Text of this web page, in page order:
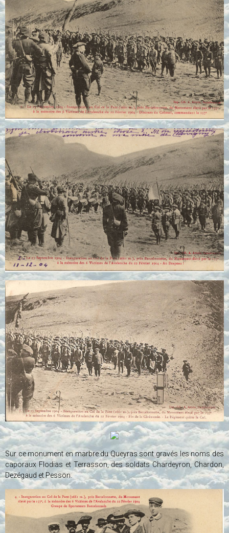
Sur ce monument en marbre du Queyras sont gravés les noms des
caporaux Flodias et Terrasson, des soldats Chardeyron, Chardon,
Dezégaud et Pesson.